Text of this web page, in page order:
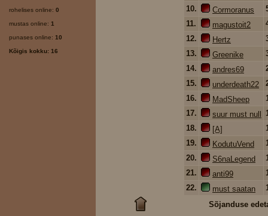
rohelises online: 0
mustas online: 1
punases online: 10
Kõigis kokku: 16
10.
Cormoranus
11.
magustoit2
12.
Hertz
13.
Greenike
14.
andres69
15.
underdeath22
16.
MadSheep
17.
suur must null
18.
[A]
19.
KodutuVend
20.
S6naLegend
21.
anti99
22.
must saatan
Sõjanduse